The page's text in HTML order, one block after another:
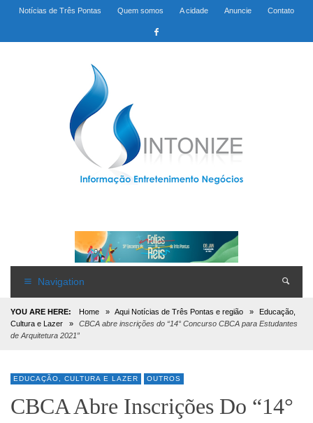
Notícias de Três Pontas Quem somos A cidade Anuncie Contato
Navigation
YOU ARE HERE: Home » Aqui Notícias de Três Pontas e região »
Educação,
Cultura e Lazer
»
CBCA abre inscrições do “14° Concurso CBCA para Estudantes
de Arquitetura 2021”
EDUCAÇÃO, CULTURA E LAZER OUTROS
CBCA Abre Inscrições Do “14°